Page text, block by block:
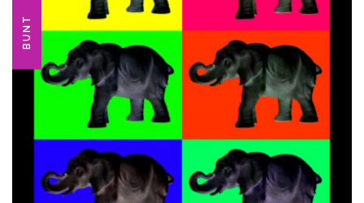
BUNT